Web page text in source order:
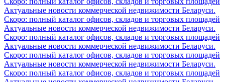
Актуальные новости коммерческой недвижимости Беларуси.
Скоро: полный каталог офисов, складов и торговых площадей
Актуальные новости коммерческой недвижимости Беларуси.
Скоро: полный каталог офисов, складов и торговых площадей
Актуальные новости коммерческой недвижимости Беларуси.
Скоро: полный каталог офисов, складов и торговых площадей
Актуальные новости коммерческой недвижимости Беларуси.
Скоро: полный каталог офисов, складов и торговых площадей